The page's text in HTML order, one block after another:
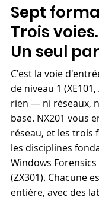
C'est la voie
de niveau 1
rien — ni réseaux,
base. NX201 vous
réseau, et les trois
les disciplines
Windows
(ZX301). Chacune
entière, avec des
Sept
Trois voies.
Un seul